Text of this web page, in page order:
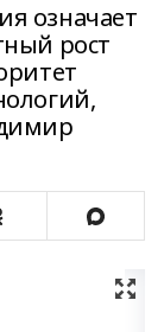
означает
рост